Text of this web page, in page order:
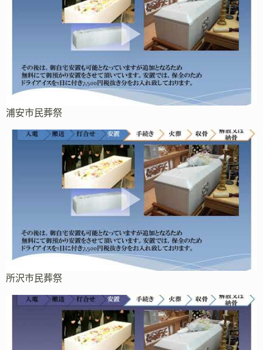
浦安市民葬祭
所沢市民葬祭